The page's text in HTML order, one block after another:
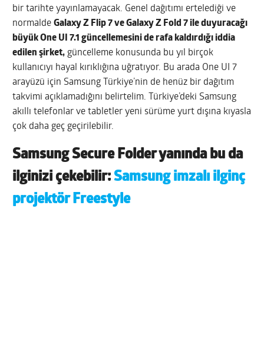
bir tarihte yayınlamayacak. Genel dağıtımı ertelediği ve
normaldeGalaxy Z Flip 7 ve Galaxy Z Fold 7 ile duyuracağı
büyük One UI 7.1 güncellemesini de rafa kaldırdığı iddia
edilen şirket, güncelleme konusunda bu yıl birçok
kullanıcıyı hayal kırıklığına uğratıyor. Bu arada One UI 7
arayüzü için Samsung Türkiye’nin de henüz bir dağıtım
takvimi açıklamadığını belirtelim. Türkiye’deki Samsung
akıllı telefonlar ve tabletler yeni sürüme yurt dışına kıyasla
çok daha geç geçirilebilir.
Samsung Secure Folder yanında bu da
ilginizi çekebilir: Samsung imzalı ilginç
projektör Freestyle